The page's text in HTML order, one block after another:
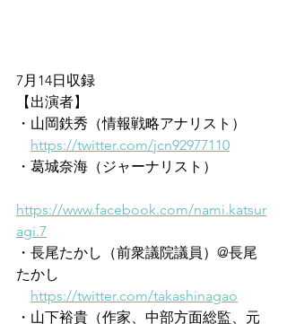
7月14日収録
【出演者】
・山岡鉄秀（情報戦略アナリスト）
https://twitter.com/jcn92977110
・葛城奈海（ジャーナリスト）
https://www.facebook.com/nami.katsur
agi.7
・長尾たかし（前衆議院議員）@長尾
たかし
https://twitter.com/takashinagao
・山下裕貴（作家、中部方面総監、元